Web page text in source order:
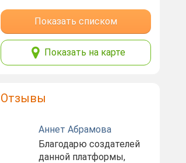
Показать списком
Показать на карте
Отзывы
Аннет Абрамова
Благодарю создателей
данной платформы,